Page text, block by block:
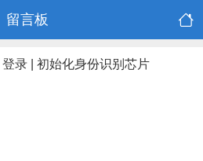
留言板
登录 初始化身份识别芯片